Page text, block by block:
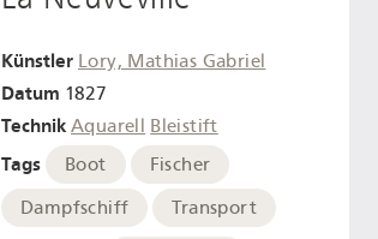
Künstler Lory, Mathias Gabriel
Datum 1827
Technik Aquarell Bleistift
Tags Boot
Fischer
Dampfschiff
Transport